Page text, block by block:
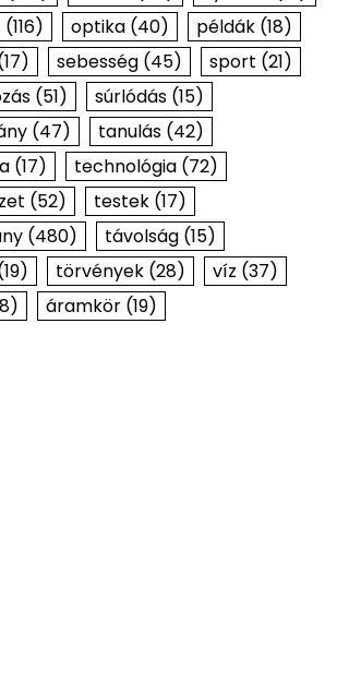
(116) optika(40) példák(18)
sebesség(45) sport (21)
(51) súrlódás(15)
(47) tanulás(42)
(17) technológia(72)
(52) testek(17)
(480) távolság(15)
törvények(28) víz (37)
áramkör(19)